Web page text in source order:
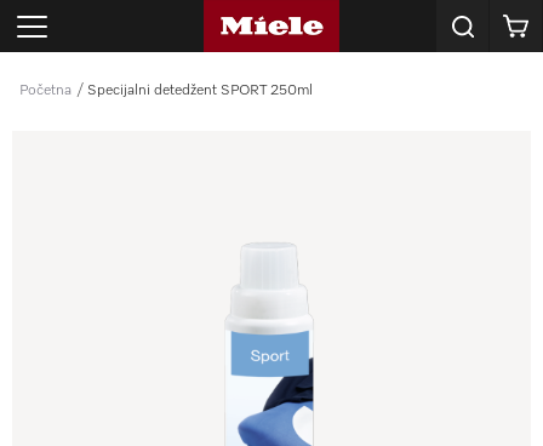
Korpa
Početna Specijalni detedžent SPORT 250ml